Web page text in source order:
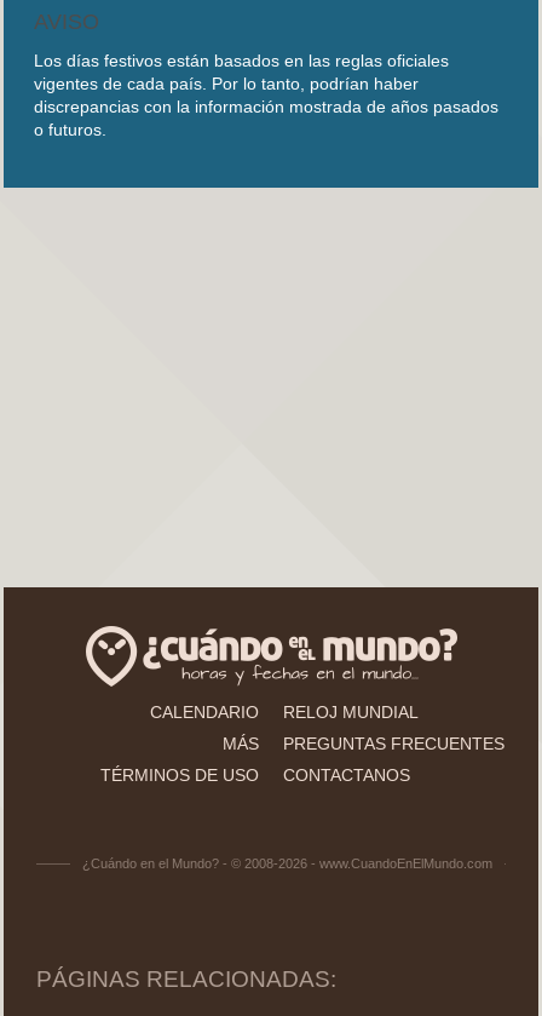
AVISO
Los días festivos están basados en las reglas oficiales
vigentes de cada país. Por lo tanto, podrían haber
discrepancias con la información mostrada de años pasados
o futuros.
CALENDARIO
RELOJ MUNDIAL
MÁS
PREGUNTAS FRECUENTES
TÉRMINOS DE USO
CONTACTANOS
¿Cuándo en el Mundo? - © 2008-2026 - www.CuandoEnElMundo.com
PÁGINAS RELACIONADAS: